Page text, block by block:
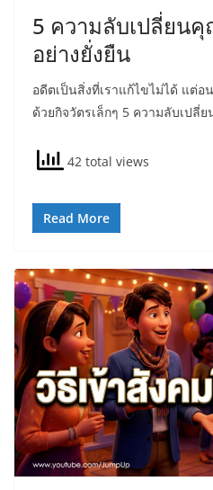
5 ความลับเปลี่ยน
อย่างยั่งยืน
อดีตเป็นสิ่งที่เราแก้ไขไม่ได้ แต่
ด้วยกิจวัตรเล็กๆ 5 ความลับเปลี่
42 total views
Read More